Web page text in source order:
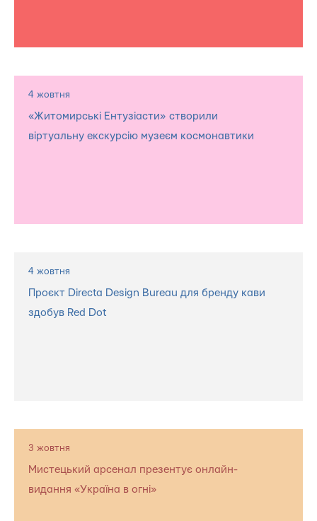
4 жовтня
«Житомирські Ентузіасти» створили
віртуальну екскурсію музеєм космонавтики
4 жовтня
Проєкт Directa Design Bureau для бренду кави
здобув Red Dot
3 жовтня
Мистецький арсенал презентує онлайн-
видання «Україна в огні»